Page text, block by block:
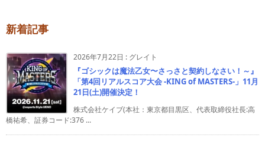
新着記事
2026年7月22日 : グレイト
『ゴシックは魔法乙女〜さっさと契約しなさい！～』
「第4回リアルスコア大会 -KING of MASTERS-」11月
21日(土)開催決定！
株式会社ケイブ(本社：東京都目黒区、代表取締役社長:高
橋祐希、証券コード:376 ...